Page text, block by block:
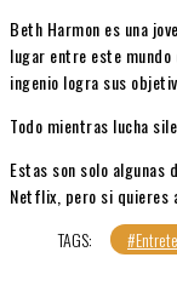
Beth Harmon es una
lugar entre este
ingenio logra sus
Todo mientras lucha
Estas son solo algunas
Netflix, pero si quieres
TAGS: